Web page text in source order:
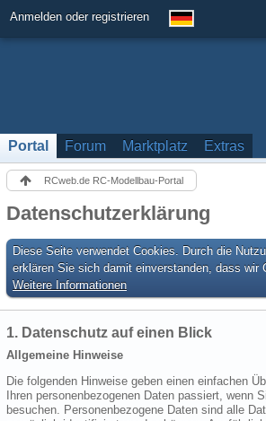
Anmelden oder registrieren
Portal Forum Marktplatz Extras
RCweb.de RC-Modellbau-Portal
Datenschutzerklärung
Diese Seite verwendet Cookies. Durch die
erklären Sie sich damit einverstanden, dass wir
Weitere Informationen
1. Datenschutz auf einen Blick
Allgemeine Hinweise
Die folgenden Hinweise geben einen einfachen
Ihren personenbezogenen Daten passiert, wenn
besuchen. Personenbezogene Daten sind alle